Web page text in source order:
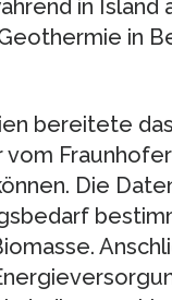
in
in
bereitete
Die